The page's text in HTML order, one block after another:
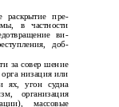
раскрытие пре­
в частности
ви­
доб­
за совер­ шение
низация или
ях, угон судна
организация
массовые